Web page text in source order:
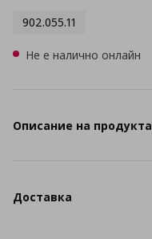
902.055.11
Не е налично онлайн
Описание на продукта
Доставка